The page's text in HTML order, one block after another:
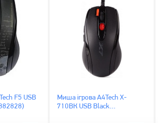
F5 USB
Миша ігрова A4Tech X-
710BК USB Black